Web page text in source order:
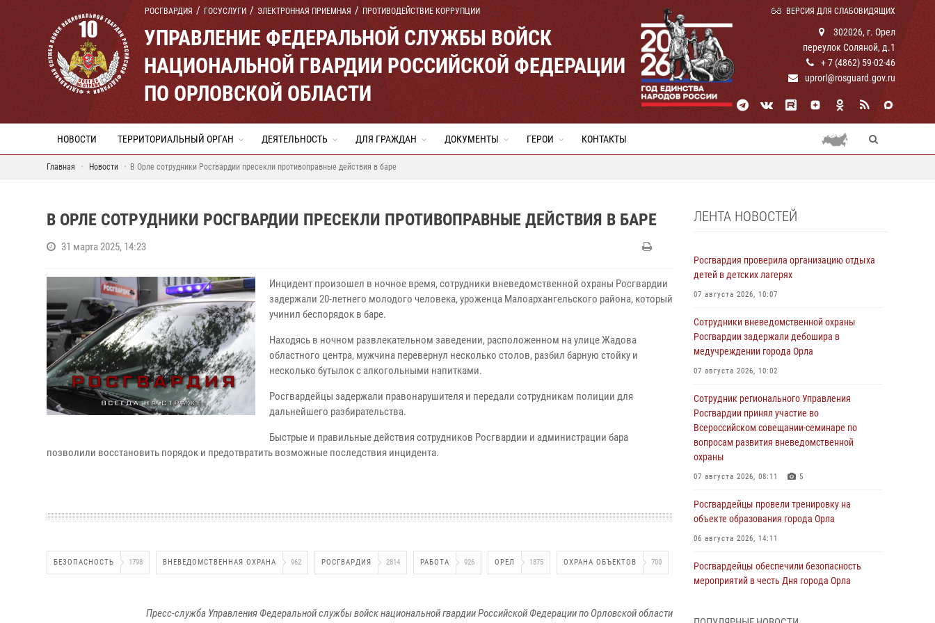
РОСГВАРДИЯ ГОСУСЛУГИ ЭЛЕКТРОННАЯ ПРИЕМНАЯ ПРОТИВОДЕЙСТВИЕ КОРРУПЦИИ ВЕРСИЯ ДЛЯ СЛАБОВИДЯЩИХ
УПРАВЛЕНИЕ ФЕДЕРАЛЬНОЙ СЛУЖБЫ ВОЙСК
НАЦИОНАЛЬНОЙ ГВАРДИИ РОССИЙСКОЙ ФЕДЕРАЦИИ
ПО ОРЛОВСКОЙ ОБЛАСТИ
302026, г. Орел
переулок Соляной, д.1
+ 7 (4862) 59-02-46
uprorl@rosguard.gov.ru
НОВОСТИ ТЕРРИТОРИАЛЬНЫЙ ОРГАН ДЕЯТЕЛЬНОСТЬ ДЛЯ ГРАЖДАН ДОКУМЕНТЫ ГЕРОИ КОНТАКТЫ
Главная Новости В Орле сотрудники Росгвардии пресекли противоправные действия в баре
В ОРЛЕ СОТРУДНИКИ РОСГВАРДИИ ПРЕСЕКЛИ ПРОТИВОПРАВНЫЕ ДЕЙСТВИЯ В БАРЕ
31 марта 2025, 14:23
Инцидент произошел в ночное время, сотрудники вневедомственной охраны Росгвардии
задержали 20-летнего молодого человека, уроженца Малоархангельского района, который
учинил беспорядок в баре.
Находясь в ночном развлекательном заведении, расположенном на улице Жадова
областного центра, мужчина перевернул несколько столов, разбил барную стойку и
несколько бутылок с алкогольными напитками.
Росгвардейцы задержали правонарушителя и передали сотрудникам полиции для
дальнейшего разбирательства.
Быстрые и правильные действия сотрудников Росгвардии и администрации бара
позволили восстановить порядок и предотвратить возможные последствия инцидента.
БЕЗОПАСНОСТЬ 1798 ВНЕВЕДОМСТВЕННАЯ ОХРАНА 962 РОСГВАРДИЯ 2814 РАБОТА 926 ОРЕЛ 1875 ОХРАНА ОБЪЕКТОВ 700
Пресс-служба Управления Федеральной службы войск национальной гвардии Российской Федерации по Орловской области
ЛЕНТА НОВОСТЕЙ
Росгвардия проверила организацию отдыха
детей в детских лагерях
07 августа 2026, 10:07
Сотрудники вневедомственной охраны
Росгвардии задержали дебошира в
медучреждении города Орла
07 августа 2026, 10:02
Сотрудник регионального Управления
Росгвардии принял участие во
Всероссийском совещании-семинаре по
вопросам развития вневедомственной
охраны
07 августа 2026, 08:11 5
Росгвардейцы провели тренировку на
объекте образования города Орла
06 августа 2026, 14:11
Росгвардейцы обеспечили безопасность
мероприятий в честь Дня города Орла